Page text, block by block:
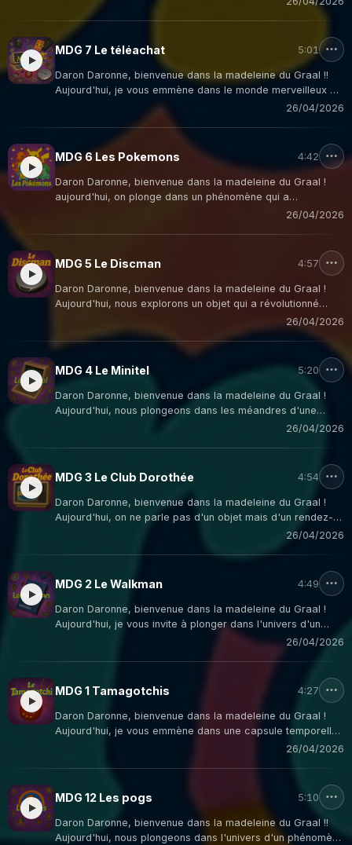
boîtier gris qui a révolutionné nos récréations, nos trajets
en voiture et nos vacances chez mamie : le mythique
Game Boy !
MDG 7 Le téléachat 5:01
Daron Daronne, bienvenue dans la madeleine du Graal !!
Aujourd'hui, je vous emmène dans le monde merveilleux du
télé-achat, ce programme télévisé où des présentateurs
survoltés nous promettaient que notre vie changerait grâce
à un épluche-légumes révolutionnaire à seulement 299
francs !
26/04/2026
MDG 6 Les Pokemons 4:42
Daron Daronne, bienvenue dans la madeleine du Graal !
aujourd'hui, on plonge dans un phénomène qui a
transformé nos cours de récré en véritables salles des
26/04/2026
MDG 5 Le Discman 4:57
Daron Daronne, bienvenue dans la madeleine du Graal !
Aujourd'hui, nous explorons un objet qui a révolutionné
notre façon d'écouter de la musique et qui symbolise
parfaitement cette période charnière entre analogique et
numérique : le Discman !
26/04/2026
MDG 4 Le Minitel 5:20
Daron Daronne, bienvenue dans la madeleine du Graal !
Aujourd'hui, nous plongeons dans les méandres d'une
technologie bien française qui a été, pour beaucoup26/04/2026
MDG 3 Le Club Dorothée 4:54
Daron Daronne, bienvenue dans la madeleine du Graal !
Aujourd'hui, on ne parle pas d'un objet mais d'un rendez-
vous télévisuel qui a façonné toute une génération : le Club
26/04/2026
MDG 2 Le Walkman 4:49
Daron Daronne, bienvenue dans la madeleine du Graal !
Aujourd'hui, je vous invite à plonger dans l'univers d'un
objet qui a révolutionné notre façon d'écouter de la26/04/2026
MDG 1 Tamagotchis 4:27
Daron Daronne, bienvenue dans la madeleine du Graal !
Aujourd'hui, je vous emmène dans une capsule temporelle
26/04/2026
MDG 12 Les pogs 5:10
Daron Daronne, bienvenue dans la madeleine du Graal !!
Aujourd'hui, nous plongeons dans l'univers d'un phénomène